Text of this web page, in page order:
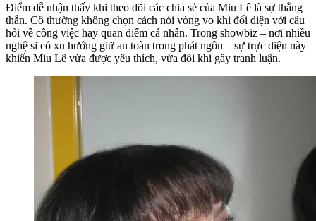
Điểm dễ nhận thấy khi theo dõi các chia sẻ của Miu Lê là sự thẳng
thắn. Cô thường không chọn cách nói vòng vo khi đối diện với câu
hỏi về công việc hay quan điểm cá nhân. Trong showbiz – nơi nhiều
nghệ sĩ có xu hướng giữ an toàn trong phát ngôn – sự trực diện này
khiến Miu Lê vừa được yêu thích, vừa đôi khi gây tranh luận.